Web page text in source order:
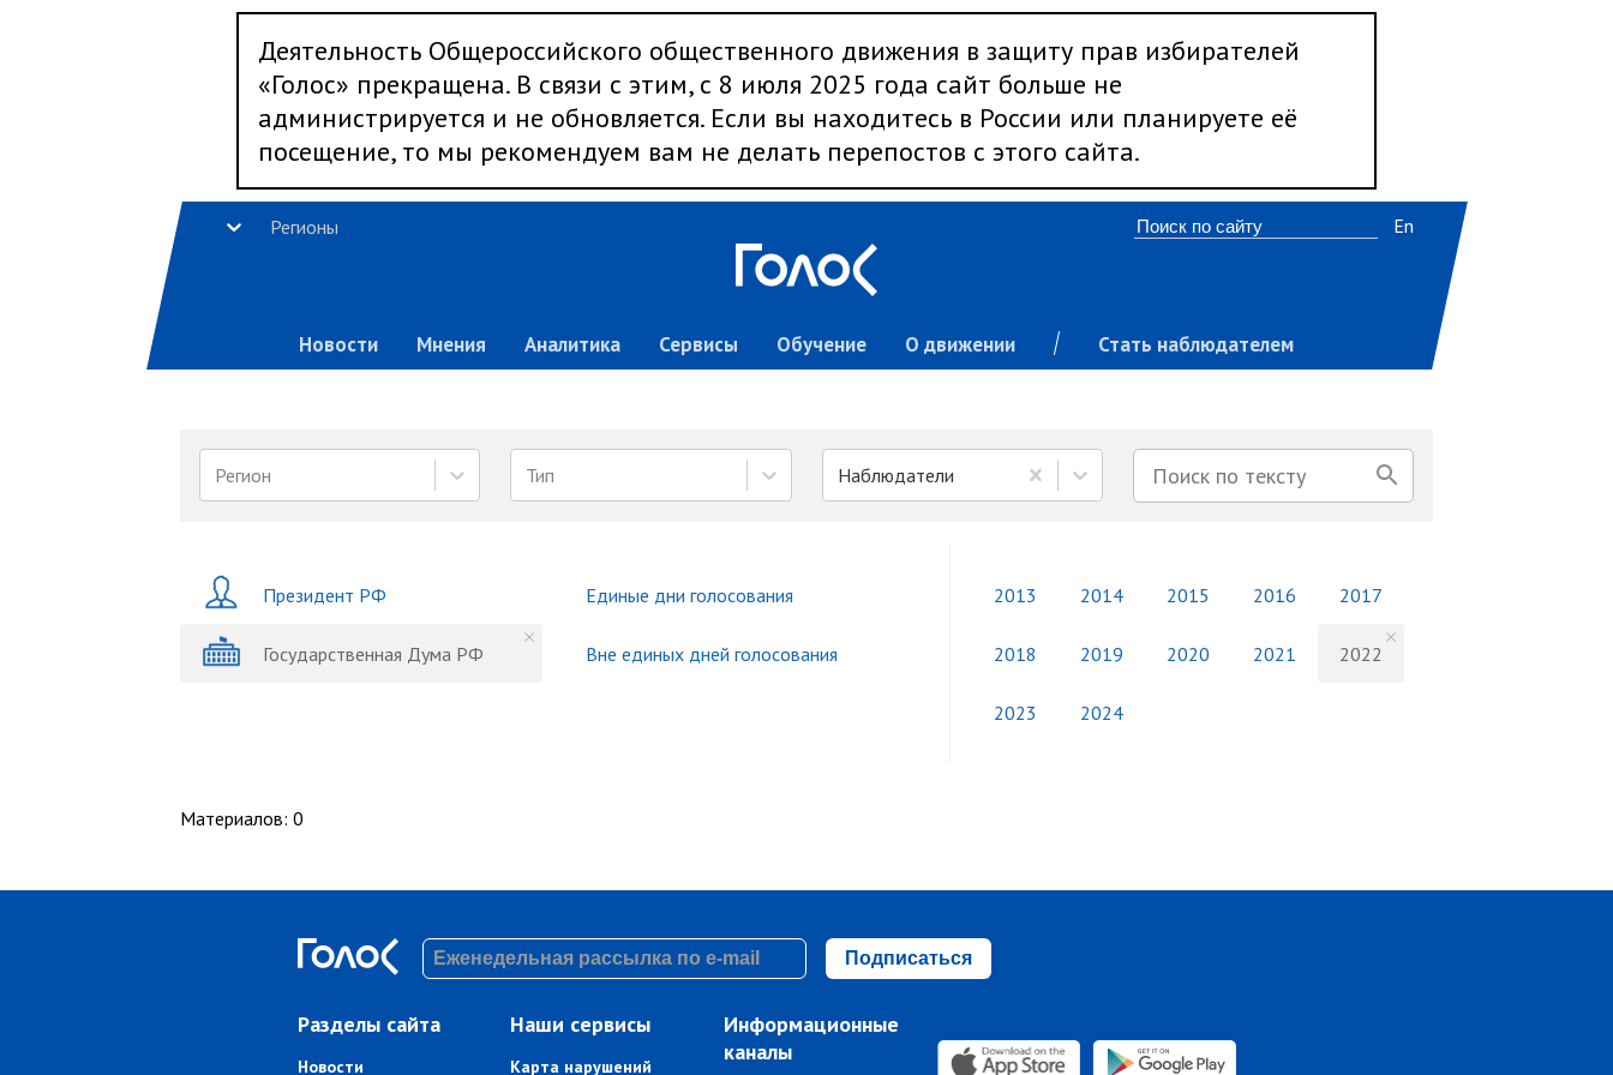
Деятельность Общероссийского общественного движения в защиту прав избирателей
«Голос» прекращена. В связи с этим, с 8 июля 2025 года сайт больше не
администрируется и не обновляется. Если вы находитесь в России или планируете её
посещение, то мы рекомендуем вам не делать перепостов с этого сайта.
Регионы
Новости Мнения Аналитика Сервисы Обучение О движении Стать наблюдателем
En
Регион Тип Наблюдатели
Президент РФ
Государственная Дума РФ
Единые дни голосования
Вне единых дней голосования
2013 2014 2015 2016 2017
2018 2019 2020 2021 2022
2023 2024
Материалов: 0
Подписаться
Разделы сайта
Новости
Наши сервисы
Карта нарушений
Информационные
каналы